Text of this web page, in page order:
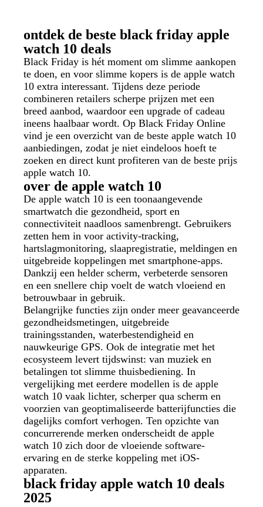
ontdek de beste black friday apple
watch 10 deals
Black Friday is hét moment om slimme aankopen
te doen, en voor slimme kopers is de apple watch
10 extra interessant. Tijdens deze periode
combineren retailers scherpe prijzen met een
breed aanbod, waardoor een upgrade of cadeau
ineens haalbaar wordt. Op Black Friday Online
vind je een overzicht van de beste apple watch 10
aanbiedingen, zodat je niet eindeloos hoeft te
zoeken en direct kunt profiteren van de beste prijs
apple watch 10.
over de apple watch 10
De apple watch 10 is een toonaangevende
smartwatch die gezondheid, sport en
connectiviteit naadloos samenbrengt. Gebruikers
zetten hem in voor activity-tracking,
hartslagmonitoring, slaapregistratie, meldingen en
uitgebreide koppelingen met smartphone-apps.
Dankzij een helder scherm, verbeterde sensoren
en een snellere chip voelt de watch vloeiend en
betrouwbaar in gebruik.
Belangrijke functies zijn onder meer geavanceerde
gezondheidsmetingen, uitgebreide
trainingsstanden, waterbestendigheid en
nauwkeurige GPS. Ook de integratie met het
ecosysteem levert tijdswinst: van muziek en
betalingen tot slimme thuisbediening. In
vergelijking met eerdere modellen is de apple
watch 10 vaak lichter, scherper qua scherm en
voorzien van geoptimaliseerde batterijfuncties die
dagelijks comfort verhogen. Ten opzichte van
concurrerende merken onderscheidt de apple
watch 10 zich door de vloeiende software-
ervaring en de sterke koppeling met iOS-
apparaten.
black friday apple watch 10 deals
2025